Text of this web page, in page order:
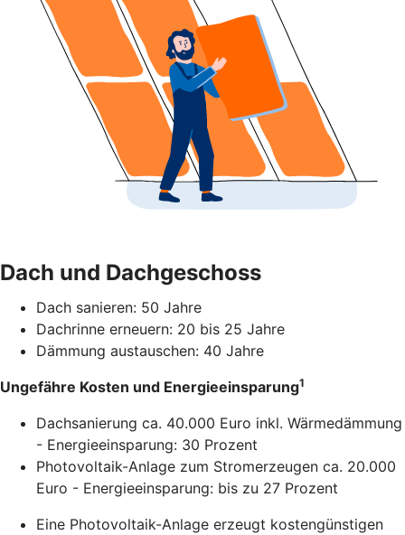
Dach und Dachgeschoss
Dach sanieren: 50 Jahre
Dachrinne erneuern: 20 bis 25 Jahre
Dämmung austauschen: 40 Jahre
Ungefähre Kosten und Energieeinsparung1
Dachsanierung ca. 40.000 Euro inkl. Wärmedämmung
- Energieeinsparung: 30 Prozent
Photovoltaik-Anlage zum Stromerzeugen ca. 20.000
Euro - Energieeinsparung: bis zu 27 Prozent
Eine Photovoltaik-Anlage erzeugt kostengünstigen